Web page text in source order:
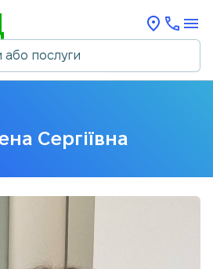
Сергіївна